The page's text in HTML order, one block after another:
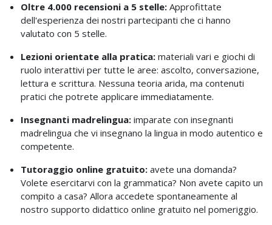
Oltre 4.000 recensioni a 5 stelle:Approfittate
dell'esperienza dei nostri partecipanti che ci hanno
valutato con 5 stelle.
Lezioni orientate alla pratica:materiali vari e giochi di
ruolo interattivi per tutte le aree: ascolto, conversazione,
lettura e scrittura. Nessuna teoria arida, ma contenuti
pratici che potrete applicare immediatamente.
Insegnanti madrelingua:imparate con insegnanti
madrelingua che vi insegnano la lingua in modo autentico e
competente.
Tutoraggio online gratuito:avete una domanda?
Volete esercitarvi con la grammatica? Non avete capito un
compito a casa? Allora accedete spontaneamente al
nostro supporto didattico online gratuito nel pomeriggio.